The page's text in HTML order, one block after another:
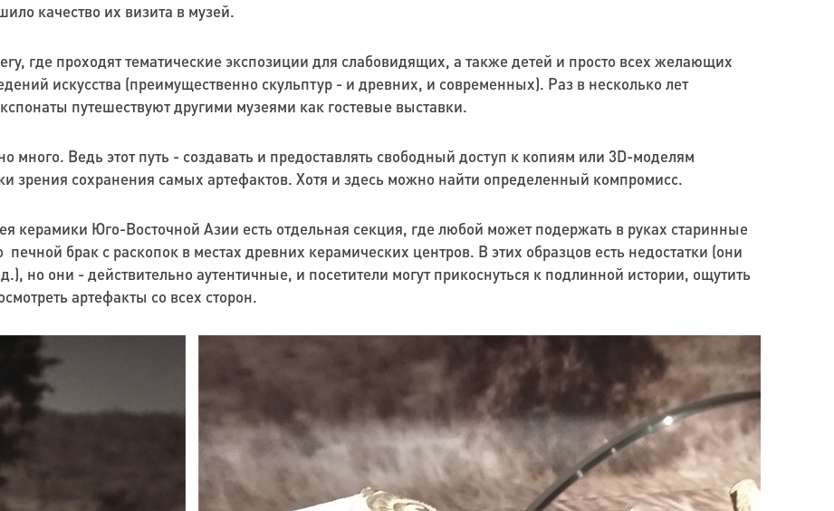
качество их визита в музей.
где проходят тематические экспозиции для слабовидящих, а также детей и просто всех желающих
искусства (преимущественно скульптур - и древних, и современных). Раз в несколько лет
путешествуют другими музеями как гостевые выставки.
Ведь этот путь - создавать и предоставлять свободный доступ к копиям или 3D-моделям
зрения сохранения самых артефактов. Хотя и здесь можно найти определенный компромисс.
керамики Юго-Восточной Азии есть отдельная секция, где любой может подержать в руках старинные
брак с раскопок в местах древних керамических центров. В этих образцов есть недостатки (они
но они - действительно аутентичные, и посетители могут прикоснуться к подлинной истории, ощутить
артефакты со всех сторон.